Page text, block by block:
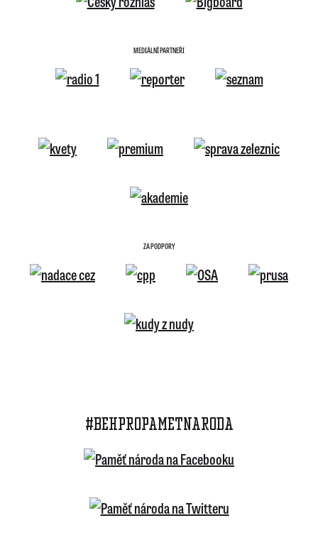
MEDIÁLNÍ PARTNEŘI
ZA PODPORY
#BEHPROPAMETNARODA